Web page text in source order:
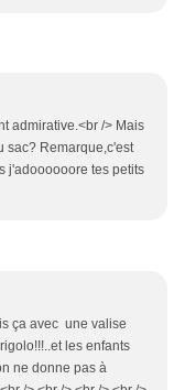
admirative.<br /> Mais
sac? Remarque,c'est
j'adoooooore tes petits
ça avec une valise
les enfants
ne donne pas à